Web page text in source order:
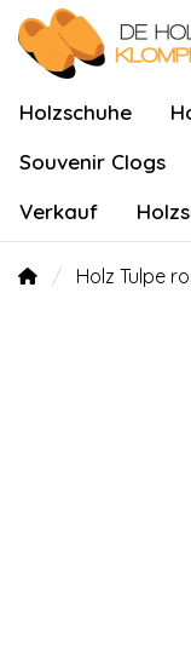
Holzschuhe
Souvenir Clogs
Verkauf
Holz Tulpe